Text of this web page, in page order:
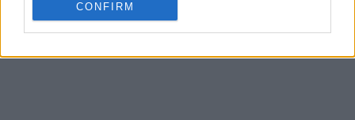
CONFIRM